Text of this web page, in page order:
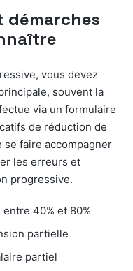
démarches
vous devez
souvent la
via un formulaire
de réduction de
faire accompagner
les erreurs et
progressive.
40% et 80%
partielle
partiel